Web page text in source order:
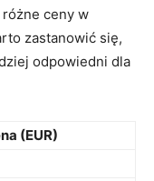
⁣ceny w⁣
zastanowić się,
odpowiedni dla
(EUR)